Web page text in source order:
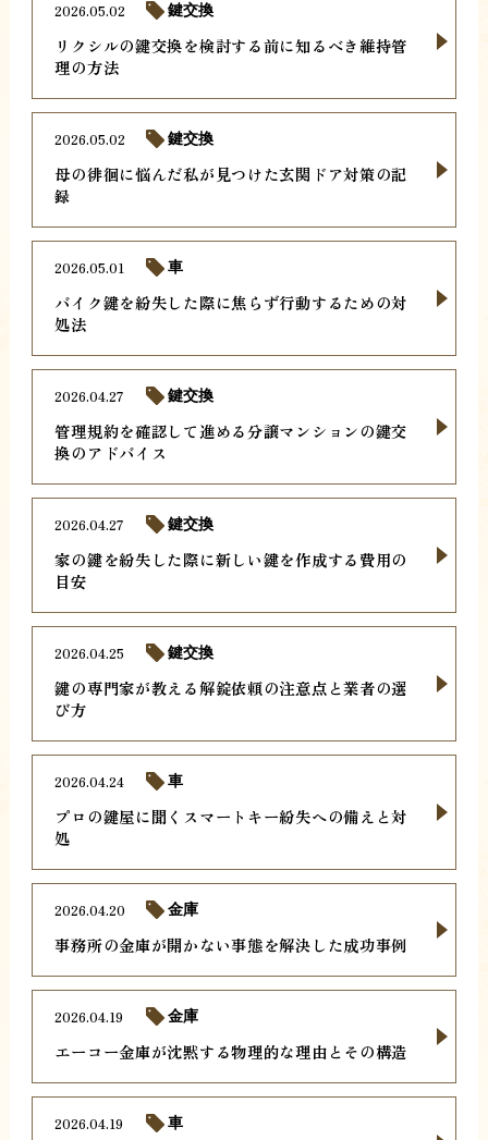
リクシルの鍵交換を検討する前に知るべき維持管
理の方法
2026.05.02 鍵交換
母の徘徊に悩んだ私が見つけた玄関ドア対策の記
録
2026.05.02 鍵交換
バイク鍵を紛失した際に焦らず行動するための対
処法
2026.05.01 車
管理規約を確認して進める分譲マンションの鍵交
換のアドバイス
2026.04.27 鍵交換
家の鍵を紛失した際に新しい鍵を作成する費用の
目安
2026.04.27 鍵交換
鍵の専門家が教える解錠依頼の注意点と業者の選
び方
2026.04.25 鍵交換
プロの鍵屋に聞くスマートキー紛失への備えと対
処
2026.04.24 車
事務所の金庫が開かない事態を解決した成功事例
2026.04.20 金庫
エーコー金庫が沈黙する物理的な理由とその構造
2026.04.19 金庫
2026.04.19 車